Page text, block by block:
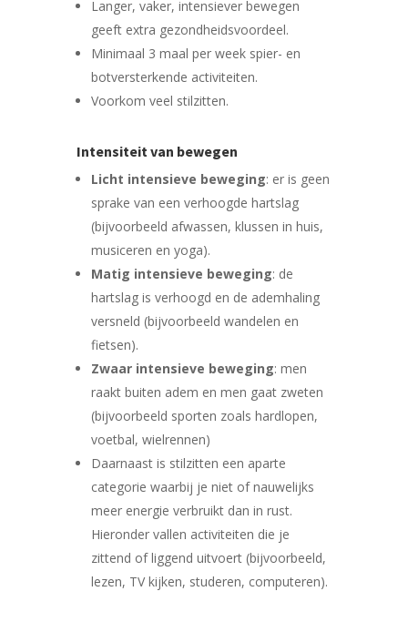
Langer, vaker, intensiever bewegen
geeft extra gezondheidsvoordeel.
Minimaal 3 maal per week spier- en
botversterkende activiteiten.
Voorkom veel stilzitten.
Intensiteit van bewegen
Licht intensieve beweging: er is geen
sprake van een verhoogde hartslag
(bijvoorbeeld afwassen, klussen in huis,
musiceren en yoga).
Matig intensieve beweging: de
hartslag is verhoogd en de ademhaling
versneld (bijvoorbeeld wandelen en
fietsen).
Zwaar intensieve beweging: men
raakt buiten adem en men gaat zweten
(bijvoorbeeld sporten zoals hardlopen,
voetbal, wielrennen)
Daarnaast is stilzitten een aparte
categorie waarbij je niet of nauwelijks
meer energie verbruikt dan in rust.
Hieronder vallen activiteiten die je
zittend of liggend uitvoert (bijvoorbeeld,
lezen, TV kijken, studeren, computeren).